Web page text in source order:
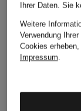
ACQUA DI PARMA
MIRTO DI
RISERVA
Eau de Parfum
ab 235 €
Ihrer Daten. Sie
Weitere
Verwendung
Cookies
Impressum.